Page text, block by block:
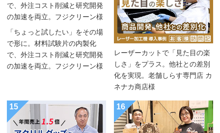
「ちょっと試したい」をその場
で形に。材料試験片の内製化
で、外注コスト削減と研究開発
の加速を両立。フジクリーン様
レーザーカットで「見た目の楽
しさ」をプラス。他社との差別
化を実現。老舗しらす専門店 カ
ネナカ商店様
15 16